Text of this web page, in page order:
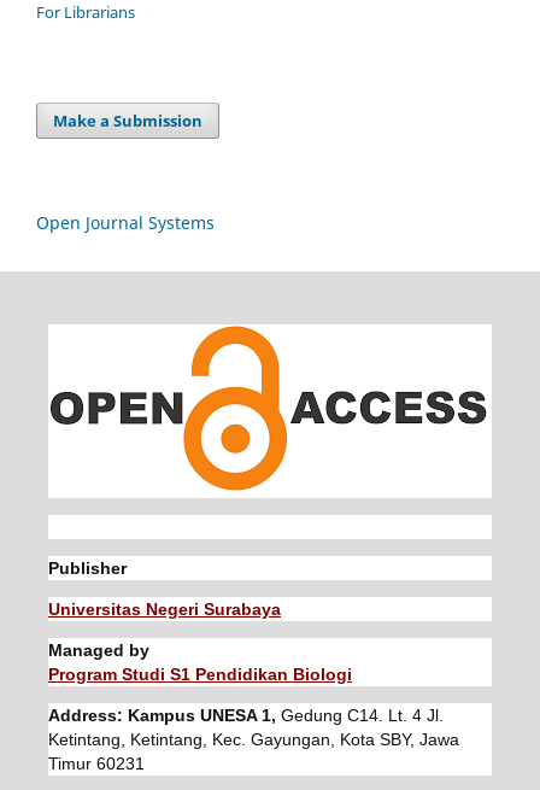
For Librarians
Make a Submission
Open Journal Systems
Publisher
Universitas Negeri Surabaya
Managed by
Program Studi S1 Pendidikan Biologi
Address: Kampus UNESA 1, Gedung C14. Lt. 4 Jl.
Ketintang, Ketintang, Kec. Gayungan, Kota SBY, Jawa
Timur 60231